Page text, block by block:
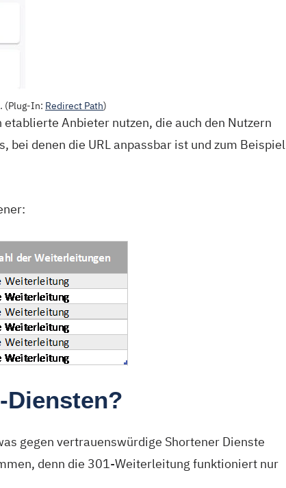
(Plug-In: Redirect Path)
Anbieter nutzen, die auch den Nutzern
denen die URL anpassbar ist und zum Beispiel
gegen vertrauenswürdige Shortener Dienste
denn die 301-Weiterleitung funktioniert nur